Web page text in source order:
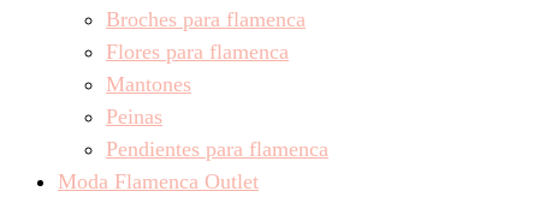
Broches para flamenca
Flores para flamenca
Mantones
Peinas
Pendientes para flamenca
Moda Flamenca Outlet